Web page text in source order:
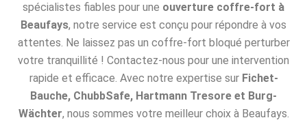
spécialistes fiables pour une ouverture coffre-fort à
Beaufays, notre service est conçu pour répondre à vos
attentes. Ne laissez pas un coffre-fort bloqué perturber
votre tranquillité ! Contactez-nous pour une intervention
rapide et efficace. Avec notre expertise sur Fichet-
Bauche, ChubbSafe, Hartmann Tresore et Burg-
Wächter, nous sommes votre meilleur choix à Beaufays.